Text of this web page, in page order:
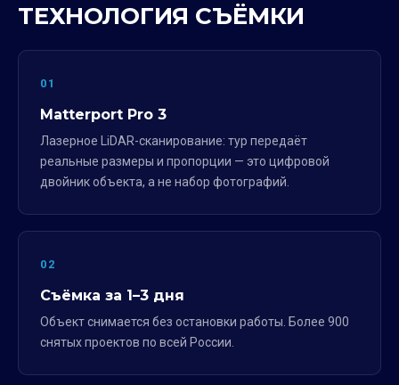
ТЕХНОЛОГИЯ СЪЁМКИ
01
Matterport Pro 3
Лазерное LiDAR-сканирование: тур передаёт
реальные размеры и пропорции — это цифровой
двойник объекта, а не набор фотографий.
02
Съёмка за 1–3 дня
Объект снимается без остановки работы. Более 900
снятых проектов по всей России.